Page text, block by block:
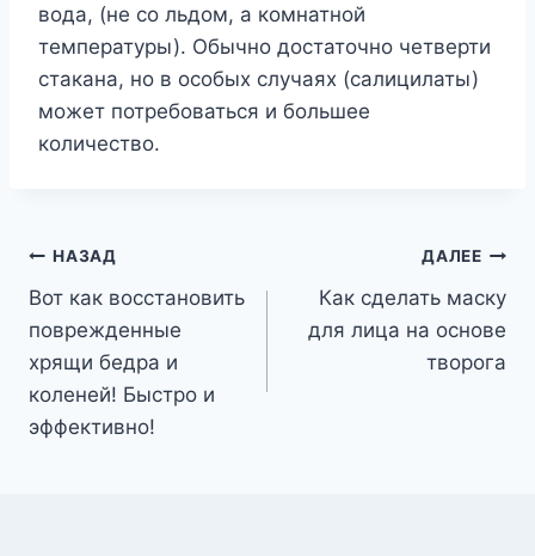
вода, (не со льдом, а комнатной
температуры). Обычно достаточно четверти
стакана, но в особых случаях (салицилаты)
может потребоваться и большее
количество.
Навигация
по
записям
НАЗАД
Вот как восстановить
поврежденные
хрящи бедра и
коленей! Быстро и
эффективно!
ДАЛЕЕ
Как сделать маску
для лица на основе
творога